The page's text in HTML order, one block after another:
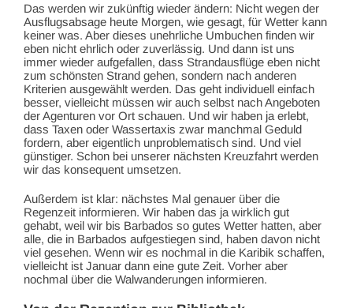
Das werden wir zukünftig wieder ändern: Nicht wegen der
Ausflugsabsage heute Morgen, wie gesagt, für Wetter kann
keiner was. Aber dieses unehrliche Umbuchen finden wir
eben nicht ehrlich oder zuverlässig. Und dann ist uns
immer wieder aufgefallen, dass Strandausflüge eben nicht
zum schönsten Strand gehen, sondern nach anderen
Kriterien ausgewählt werden. Das geht individuell einfach
besser, vielleicht müssen wir auch selbst nach Angeboten
der Agenturen vor Ort schauen. Und wir haben ja erlebt,
dass Taxen oder Wassertaxis zwar manchmal Geduld
fordern, aber eigentlich unproblematisch sind. Und viel
günstiger. Schon bei unserer nächsten Kreuzfahrt werden
wir das konsequent umsetzen.
Außerdem ist klar: nächstes Mal genauer über die
Regenzeit informieren. Wir haben das ja wirklich gut
gehabt, weil wir bis Barbados so gutes Wetter hatten, aber
alle, die in Barbados aufgestiegen sind, haben davon nicht
viel gesehen. Wenn wir es nochmal in die Karibik schaffen,
vielleicht ist Januar dann eine gute Zeit. Vorher aber
nochmal über die Walwanderungen informieren.